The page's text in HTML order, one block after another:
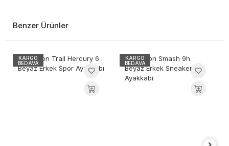
Benzer Ürünler
KARGO
BEDAVA
KARGO
BEDAVA